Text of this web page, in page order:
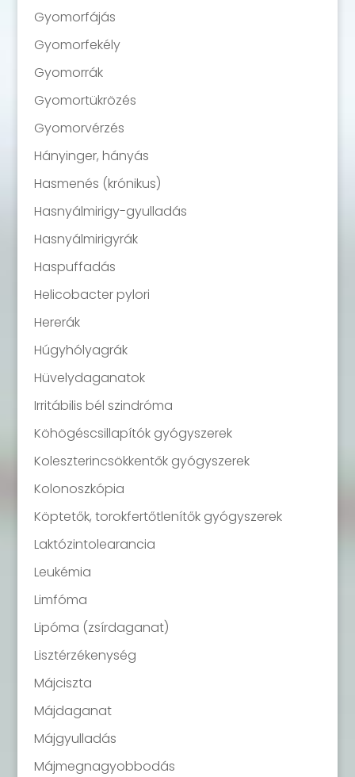
Gyomorfájás
Gyomorfekély
Gyomorrák
Gyomortükrözés
Gyomorvérzés
Hányinger, hányás
Hasmenés (krónikus)
Hasnyálmirigy-gyulladás
Hasnyálmirigyrák
Haspuffadás
Helicobacter pylori
Hererák
Húgyhólyagrák
Hüvelydaganatok
Irritábilis bél szindróma
Köhögéscsillapítók gyógyszerek
Koleszterincsökkentők gyógyszerek
Kolonoszkópia
Köptetők, torokfertőtlenítők gyógyszerek
Laktózintolearancia
Leukémia
Limfóma
Lipóma (zsírdaganat)
Lisztérzékenység
Májciszta
Májdaganat
Májgyulladás
Májmegnagyobbodás